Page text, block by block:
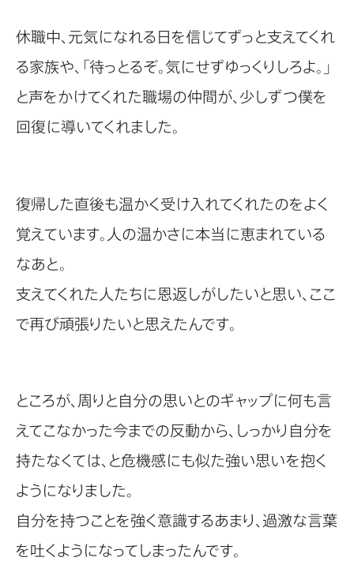
休職中、元気になれる日を信じてずっと支えてくれ
る家族や、「待っとるぞ。気にせずゆっくりしろよ。」
と声をかけてくれた職場の仲間が、少しずつ僕を
回復に導いてくれました。
復帰した直後も温かく受け入れてくれたのをよく
覚えています。人の温かさに本当に恵まれている
なあと。
支えてくれた人たちに恩返しがしたいと思い、ここ
で再び頑張りたいと思えたんです。
ところが、周りと自分の思いとのギャップに何も言
えてこなかった今までの反動から、しっかり自分を
持たなくては、と危機感にも似た強い思いを抱く
ようになりました。
自分を持つことを強く意識するあまり、過激な言葉
を吐くようになってしまったんです。